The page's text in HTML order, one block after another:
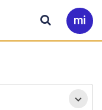
Ir
a
Buscar